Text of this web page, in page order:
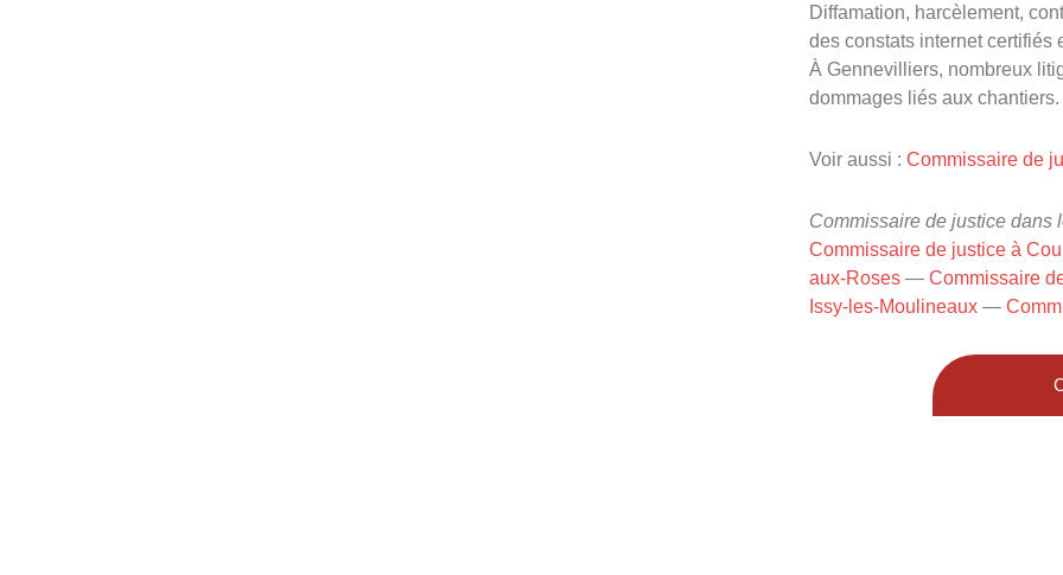
Diffamation, harcèlement,
des constats internet certifiés
À Gennevilliers, nombreux
dommages liés aux chantiers.
Voir aussi : Commissaire de
Commissaire de justice dans
Commissaire de justice à
aux-Roses — Commissaire
Issy-les-Moulineaux —